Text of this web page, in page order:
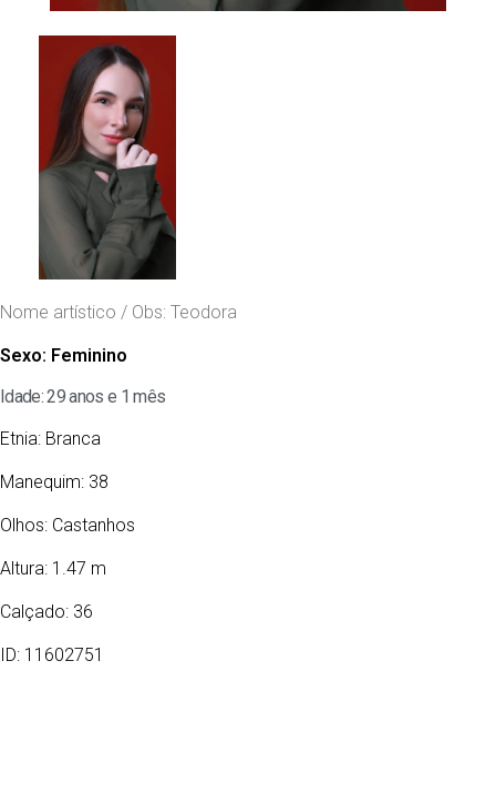
Nome artístico / Obs: Teodora
Sexo: Feminino
Idade: 29 anos e 1 mês
Etnia: Branca
Manequim: 38
Olhos: Castanhos
Altura: 1.47 m
Calçado: 36
ID: 11602751